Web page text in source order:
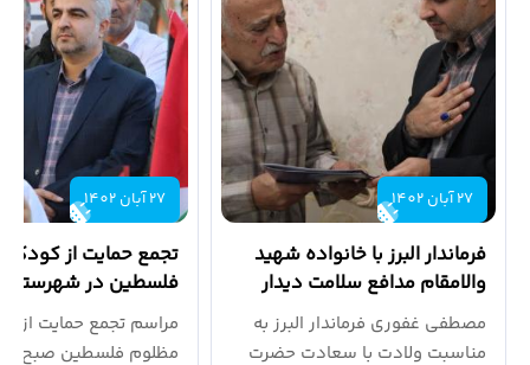
گالری تصاویر
27 آبان 1402
فرماندار البرز با خانواده شهید
والامقام مدافع سلامت دیدار
مصطفی غفوری فرماندار البرز به
مناسبت ولادت با سعادت حضرت
27 آبان 1402
تجمع حمایت از
فلسطین در شهرستان
برگزار شد
مراسم تجمع حمایت از
مظلوم فلسطین صبح